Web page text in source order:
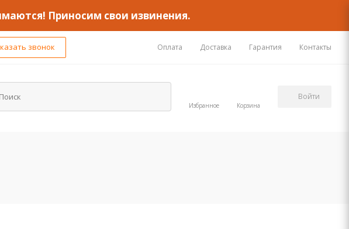
Приносим свои извинения.
звонок Оплата Доставка Гарантия Контакты
Избранное Корзина
Войти